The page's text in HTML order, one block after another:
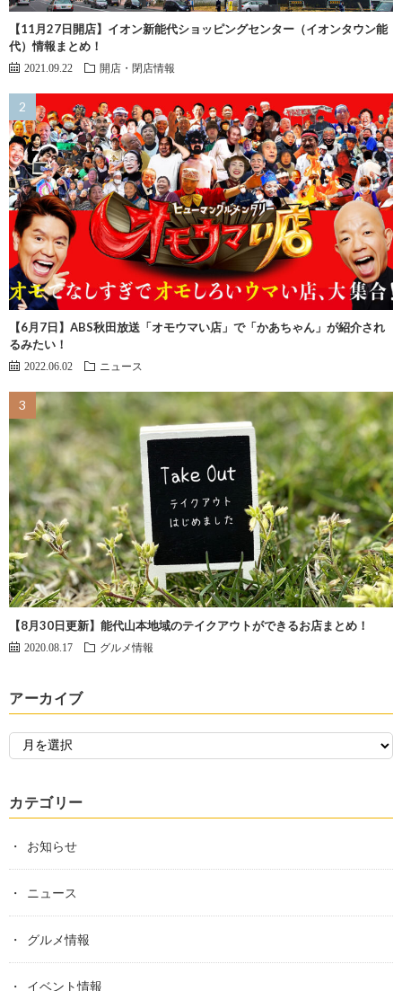
【11月27日開店】イオン新能代ショッピングセンター（イオンタウン能
代）情報まとめ！
2021.09.22 開店・閉店情報
【6月7日】ABS秋田放送「オモウマい店」で「かあちゃん」が紹介され
るみたい！
2022.06.02 ニュース
【8月30日更新】能代山本地域のテイクアウトができるお店まとめ！
2020.08.17 グルメ情報
アーカイブ
カテゴリー
お知らせ
ニュース
グルメ情報
イベント情報